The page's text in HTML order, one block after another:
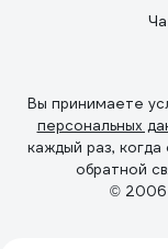
Вы принимаете
персональных
каждый раз,
обратной
© 2006